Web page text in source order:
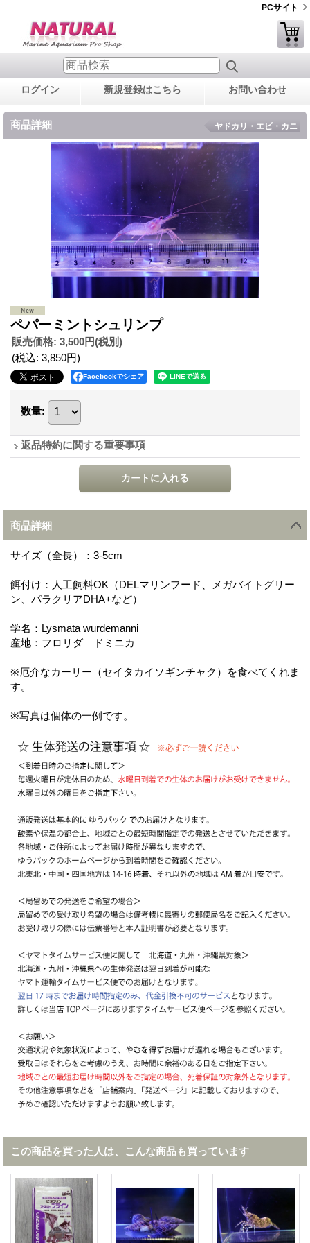
PCサイト
ログイン 新規登録はこちら お問い合わせ
商品詳細 ヤドカリ・エビ・カニ
ペパーミントシュリンプ
販売価格: 3,500円(税別)
(税込: 3,850円)
Facebookでシェア
数量:
返品特約に関する重要事項
商品詳細
サイズ（全長）：3-5cm
餌付け：人工飼料OK（DELマリンフード、メガバイトグリー
ン、パラクリアDHA+など）
学名：Lysmata wurdemanni
産地：フロリダ ドミニカ
※厄介なカーリー（セイタカイソギンチャク）を食べてくれま
す。
※写真は個体の一例です。
この商品を買った人は、こんな商品も買っています